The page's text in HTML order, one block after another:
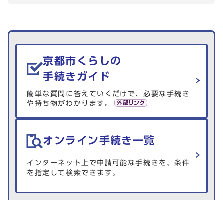
生活情報を探す
京都市くらしの
手続きガイド
簡単な質問に答えていくだけで、必要な手続き
や持ち物がわかります。
オンライン手続き一覧
インターネット上で申請可能な手続きを、条件
を指定して検索できます。